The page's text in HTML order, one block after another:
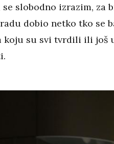
se slobodno izrazim, za
dobio netko tko se
koju su svi tvrdili ili još